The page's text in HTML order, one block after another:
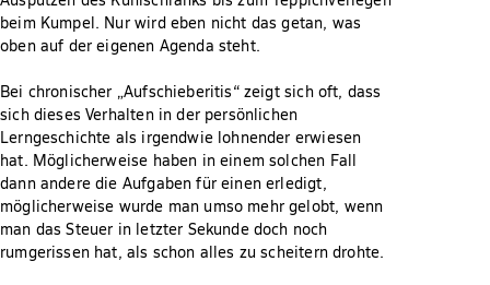
beim Kumpel. Nur wird eben nicht das getan, was
oben auf der eigenen Agenda steht.
Bei chronischer „Aufschieberitis“ zeigt sich oft, dass
sich dieses Verhalten in der persönlichen
Lerngeschichte als irgendwie lohnender erwiesen
hat. Möglicherweise haben in einem solchen Fall
dann andere die Aufgaben für einen erledigt,
möglicherweise wurde man umso mehr gelobt, wenn
man das Steuer in letzter Sekunde doch noch
rumgerissen hat, als schon alles zu scheitern drohte.